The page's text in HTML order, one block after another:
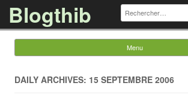
Blogthib Rechercher :
Menu
DAILY ARCHIVES: 15 SEPTEMBRE 2006